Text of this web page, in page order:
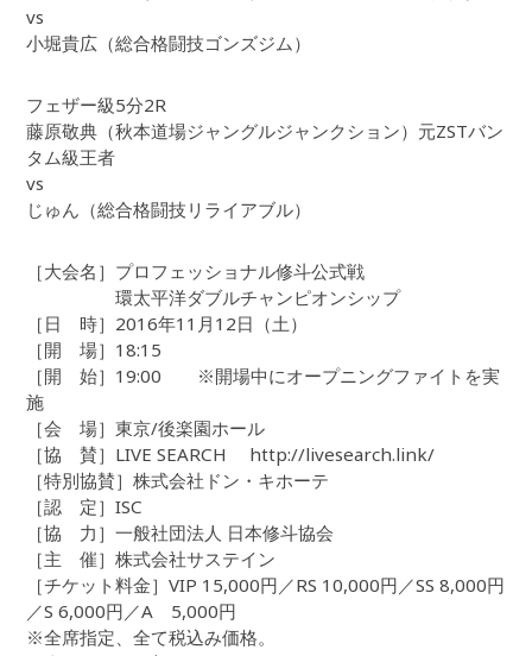
vs
小堀貴広（総合格闘技ゴンズジム）
フェザー級5分2R
藤原敬典（秋本道場ジャングルジャンクション）元ZSTバン
タム級王者
vs
じゅん（総合格闘技リライアブル）
［大会名］プロフェッショナル修斗公式戦
環太平洋ダブルチャンピオンシップ
［日 時］2016年11月12日（土）
［開 場］18:15
［開 始］19:00 ※開場中にオープニングファイトを実
施
［会 場］東京/後楽園ホール
［協 賛］LIVE SEARCH http://livesearch.link/
［特別協賛］株式会社ドン・キホーテ
［認 定］ISC
［協 力］一般社団法人 日本修斗協会
［主 催］株式会社サステイン
［チケット料金］VIP 15,000円／RS 10,000円／SS 8,000円
／S 6,000円／A 5,000円
※全席指定、全て税込み価格。